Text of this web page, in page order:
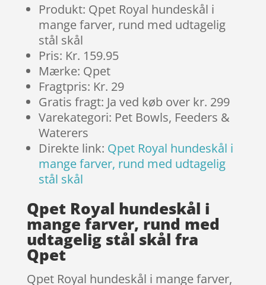
Produkt: Qpet Royal hundeskål i
mange farver, rund med udtagelig
stål skål
Pris: Kr. 159.95
Mærke: Qpet
Fragtpris: Kr. 29
Gratis fragt: Ja ved køb over kr. 299
Varekategori: Pet Bowls, Feeders &
Waterers
Direkte link: Qpet Royal hundeskål i
mange farver, rund med udtagelig
stål skål
Qpet Royal hundeskål i
mange farver, rund med
udtagelig stål skål fra
Qpet
Qpet Royal hundeskål i mange farver,